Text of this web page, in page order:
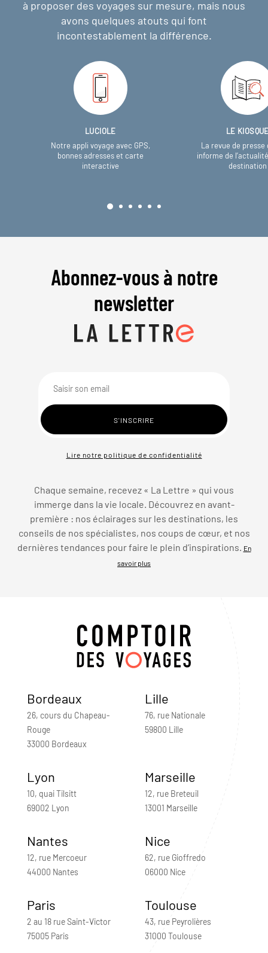
à proposer des voyages sur mesure, mais nous
avons quelques atouts qui font
incontestablement la différence.
LUCIOLE
Notre appli voyage avec GPS,
bonnes adresses et carte
interactive
LE
La revue de presse
informe de
destination
Abonnez-vous à notre
newsletter
Lire notre politique de confidentialité
Chaque semaine, recevez « La Lettre » qui vous
immerge dans la vie locale. Découvrez en avant-
première : nos éclairages sur les destinations, les
conseils de nos spécialistes, nos coups de cœur, et nos
dernières tendances pour faire le plein d’inspirations. En
savoir plus
Bordeaux
26, cours du Chapeau-
Rouge
33000 Bordeaux
Lille
76, rue Nationale
59800 Lille
Lyon
10, quai Tilsitt
69002 Lyon
Marseille
12, rue Breteuil
13001 Marseille
Nantes
12, rue Mercoeur
44000 Nantes
Nice
62, rue Gioffredo
06000 Nice
Paris
2 au 18 rue Saint-Victor
75005 Paris
Toulouse
43, rue Peyrolières
31000 Toulouse